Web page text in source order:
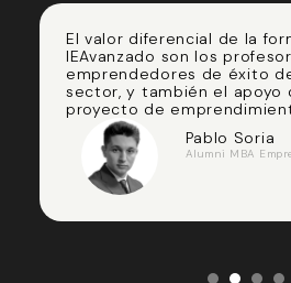
El valor diferencial de la
IEAvanzado son los
emprendedores de éxito
sector, y también el apoyo
proyecto de
Pablo Soria
Alumni MBA